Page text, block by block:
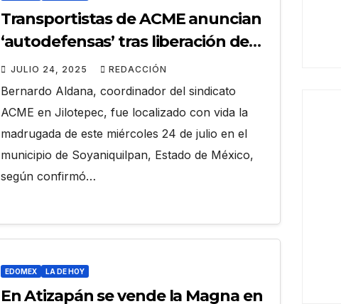
Transportistas de ACME anuncian
‘autodefensas’ tras liberación de
su coordinador Bernardo Aldana
JULIO 24, 2025 REDACCIÓN
Bernardo Aldana, coordinador del sindicato
ACME en Jilotepec, fue localizado con vida la
madrugada de este miércoles 24 de julio en el
municipio de Soyaniquilpan, Estado de México,
según confirmó…
EDOMEX LA DE HOY
En Atizapán se vende la Magna en